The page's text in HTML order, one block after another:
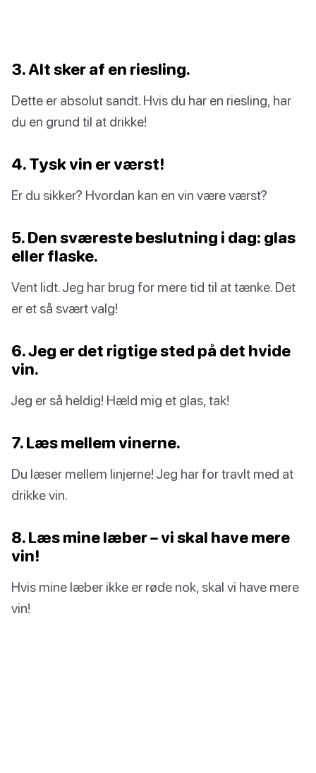
3. Alt sker af en riesling.
Dette er absolut sandt. Hvis du har en riesling, har
du en grund til at drikke!
4. Tysk vin er værst!
Er du sikker? Hvordan kan en vin være værst?
5. Den sværeste beslutning i dag: glas
eller flaske.
Vent lidt. Jeg har brug for mere tid til at tænke. Det
er et så svært valg!
6. Jeg er det rigtige sted på det hvide
vin.
Jeg er så heldig! Hæld mig et glas, tak!
7. Læs mellem vinerne.
Du læser mellem linjerne! Jeg har for travlt med at
drikke vin.
8. Læs mine læber – vi skal have mere
vin!
Hvis mine læber ikke er røde nok, skal vi have mere
vin!